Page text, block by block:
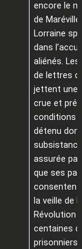
encore le
de
Lorraine
dans
aliénés.
de lettres
jettent une
crue et
conditions
détenu
assurée
que ses
consentent
la veille de
Révolution
centaines
prisonniers